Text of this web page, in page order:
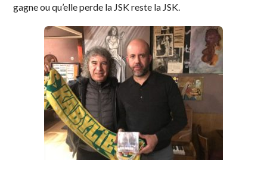
gagne ou qu’elle perde la JSK reste la JSK.